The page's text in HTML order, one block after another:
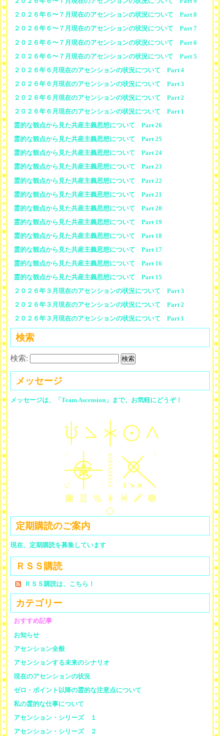
２０２６年６〜７月現在のアセンションの状況について Part 8
２０２６年６〜７月現在のアセンションの状況について Part 7
２０２６年６〜７月現在のアセンションの状況について Part 6
２０２６年６〜７月現在のアセンションの状況について Part 5
２０２６年６月現在のアセンションの状況について Part 4
２０２６年６月現在のアセンションの状況について Part 3
２０２６年６月現在のアセンションの状況について Part 2
２０２６年６月現在のアセンションの状況について Part 1
霊的な観点から見た共産主義思想について Part 26
霊的な観点から見た共産主義思想について Part 25
霊的な観点から見た共産主義思想について Part 24
霊的な観点から見た共産主義思想について Part 23
霊的な観点から見た共産主義思想について Part 22
霊的な観点から見た共産主義思想について Part 21
霊的な観点から見た共産主義思想について Part 20
霊的な観点から見た共産主義思想について Part 19
霊的な観点から見た共産主義思想について Part 18
霊的な観点から見た共産主義思想について Part 17
霊的な観点から見た共産主義思想について Part 16
霊的な観点から見た共産主義思想について Part 15
２０２６年３月現在のアセンションの状況について Part 3
２０２６年３月現在のアセンションの状況について Part 2
２０２６年３月現在のアセンションの状況について Part 1
検索
検索:
メッセージ
メッセージは、「Team Ascension」まで、お気軽にどうぞ！
定期購読のご案内
現在、定期購読を募集しています
ＲＳＳ購読
ＲＳＳ購読は、こちら！
カテゴリー
おすすめ記事
お知らせ
アセンション全般
アセンションする未来のシナリオ
現在のアセンションの状況
ゼロ・ポイント以降の霊的な注意点について
私の霊的な仕事について
アセンション・シリーズ １
アセンション・シリーズ ２